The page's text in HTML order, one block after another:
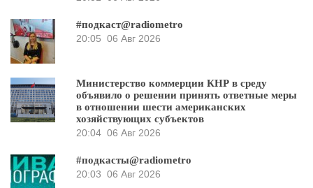
#подкаст@radiometro
20:05 06 Авг 2026
Министерство коммерции КНР в среду
объявило о решении принять ответные меры
в отношении шести американских
хозяйствующих субъектов
20:04 06 Авг 2026
#подкасты@radiometro
20:03 06 Авг 2026